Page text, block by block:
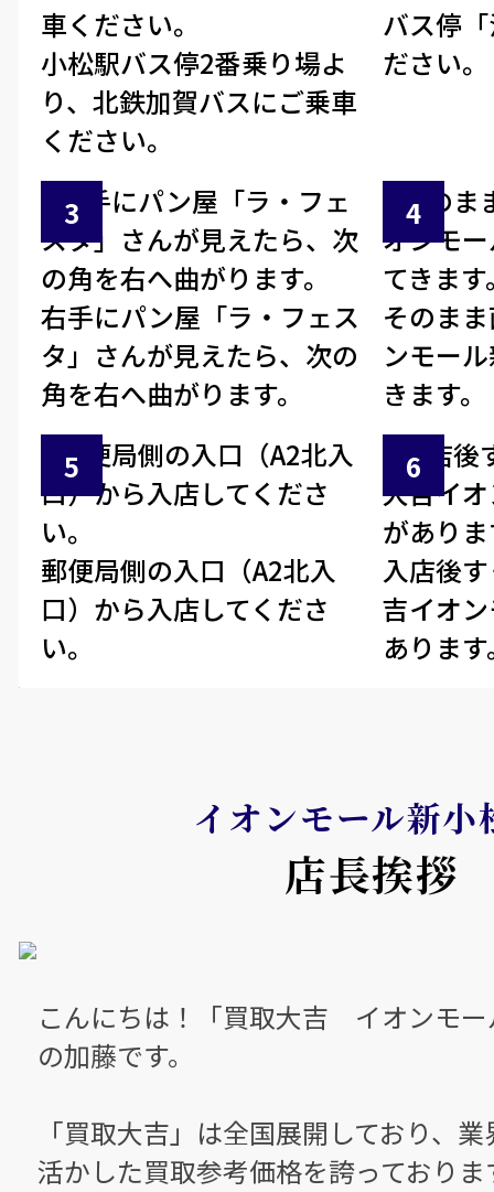
小松駅バス停2番乗り場よ
り、北鉄加賀バスにご乗車
ください。
バス停
ださい。
右手にパン屋「ラ・フェス
タ」さんが見えたら、次の
角を右へ曲がります。
そのま
ンモー
きます。
郵便局側の入口（A2北入
口）から入店してくださ
い。
入店後
吉イオ
ありま
イオンモール新小
店長挨拶
こんにちは！「買取大吉 イオンモ
の加藤です。
「買取大吉」は全国展開しており、
活かした買取参考価格を誇っておりま